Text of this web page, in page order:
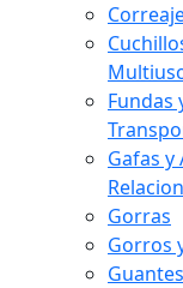
Fundas
Gafas y
Gorras
Gorros
Guantes